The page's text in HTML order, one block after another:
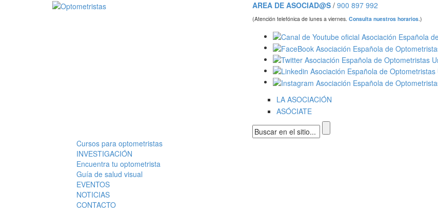
Pasar al contenido principal AREA DE ASOCIAD@S / 900 897 992
(Atención telefónica de lunes a viernes. Consulta nuestros horarios .)
LA ASOCIACIÓN
ASÓCIATE
Formulario de búsqueda
Menú principal
Cursos para optometristas
INVESTIGACIÓN
Encuentra tu optometrista
Guía de salud visual
EVENTOS
NOTICIAS
CONTACTO